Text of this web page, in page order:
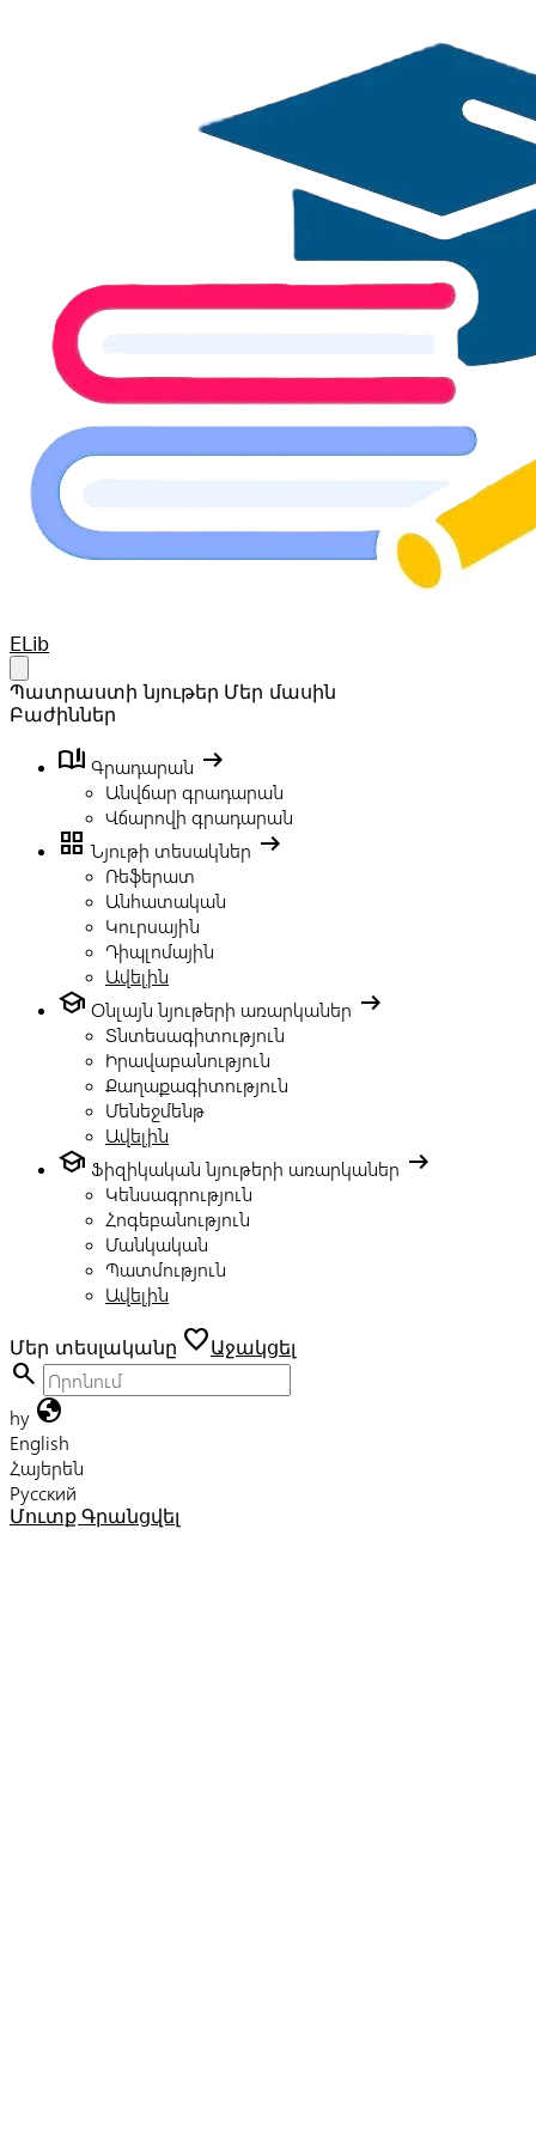
Your Company
ELib
Պատրաստի նյութեր Մեր մասին
Բաժիններ
book_ribbon Գրադարան arrow_right_alt
Անվճար գրադարան
Վճարովի գրադարան
grid_view Նյութի տեսակներ arrow_right_alt
Ռեֆերատ
Անհատական
Կուրսային
Դիպլոմային
Ավելին
school Օնլայն նյութերի առարկաներ arrow_right_alt
Տնտեսագիտություն
Իրավաբանություն
Քաղաքագիտություն
Մենեջմենթ
Ավելին
school Ֆիզիկական նյութերի առարկաներ arrow_right_alt
Կենսագրություն
Հոգեբանություն
Մանկական
Պատմություն
Ավելին
Մեր տեսլականը favoriteԱջակցել
search
hy globe
English
Հայերեն
Русский
Մուտք Գրանցվել